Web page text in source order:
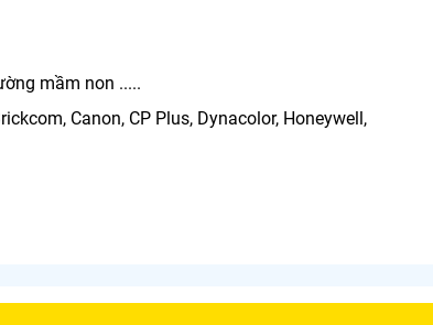
mầm non .....
Canon, CP Plus, Dynacolor, Honeywell,